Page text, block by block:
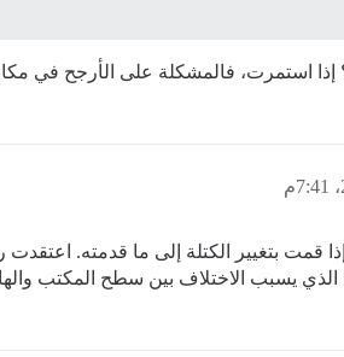
استمرت، فالمشكلة على الأرجح في
إذا قمت بتغيير الكتلة إلى ما قدمته.
الذي يسبب الاختلاف بين سطح المكتب